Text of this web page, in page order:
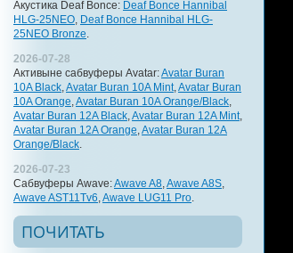
Акустика Deaf Bonce: Deaf Bonce Hannibal
HLG-25NEO, Deaf Bonce Hannibal HLG-
25NEO Bronze.
2026-07-28
Активыне сабвуферы Avatar:Avatar Buran
10A Black,Avatar Buran 10A Mint,Avatar Buran
10A Orange,Avatar Buran 10A Orange/Black,
Avatar Buran 12A Black,Avatar Buran 12A Mint,
Avatar Buran 12A Orange,Avatar Buran 12A
Orange/Black.
2026-07-23
Сабвуферы Awave:Awave A8,Awave A8S,
Awave AST11Tv6,Awave LUG11 Pro.
ПОЧИТАТЬ